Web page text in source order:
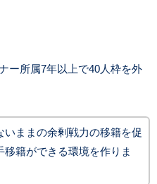
ー所属7年以上で40人枠を外
いままの余剰戦力の移籍を促
移籍ができる環境を作りま